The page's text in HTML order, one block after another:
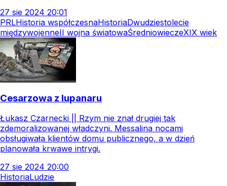
27 sie 2024 20:01
PRLHistoria współczesnaHistoriaDwudziestolecie
międzywojenneII wojna światowaŚredniowieczeXIX wiek
Cesarzowa z lupanaru
Łukasz Czarnecki || Rzym nie znał drugiej tak
zdemoralizowanej władczyni. Messalina nocami
obsługiwała klientów domu publicznego, a w dzień
planowała krwawe intrygi.
27 sie 2024 20:00
HistoriaLudzie